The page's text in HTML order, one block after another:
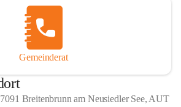
Gemeinderat
Breitenbrunn am Neusiedler See, AUT